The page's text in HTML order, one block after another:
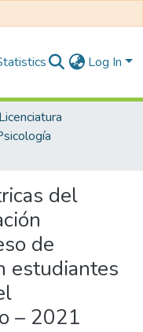
Log In
del
de
estudiantes
– 2021